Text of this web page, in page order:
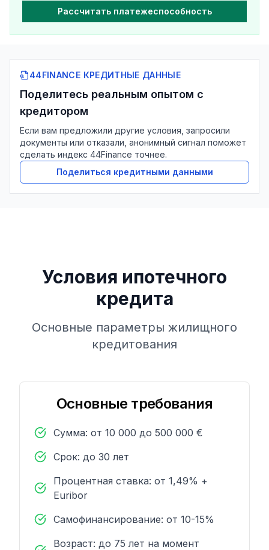
Рассчитать платежеспособность
44FINANCE КРЕДИТНЫЕ ДАННЫЕ
Поделитесь реальным опытом с
кредитором
Если вам предложили другие условия, запросили
документы или отказали, анонимный сигнал поможет
сделать индекс 44Finance точнее.
Поделиться кредитными данными
Условия ипотечного
кредита
Основные параметры жилищного
кредитования
Основные требования
Сумма: от 10 000 до 500 000 €
Срок: до 30 лет
Процентная ставка: от 1,49% +
Euribor
Самофинансирование: от 10-15%
Возраст: до 75 лет на момент